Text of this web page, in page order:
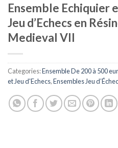
Ensemble Echiquier
Jeu d’Echecs en
Medieval VII
Categories:Ensemble De 200 à 500
et Jeu d'Echecs,Ensembles Jeu